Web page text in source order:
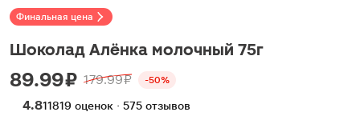
Финальная цена
Шоколад Алёнка молочный 75г
89.99 ₽ 179.99 ₽ -50%
4.811819 оценок · 575 отзывов